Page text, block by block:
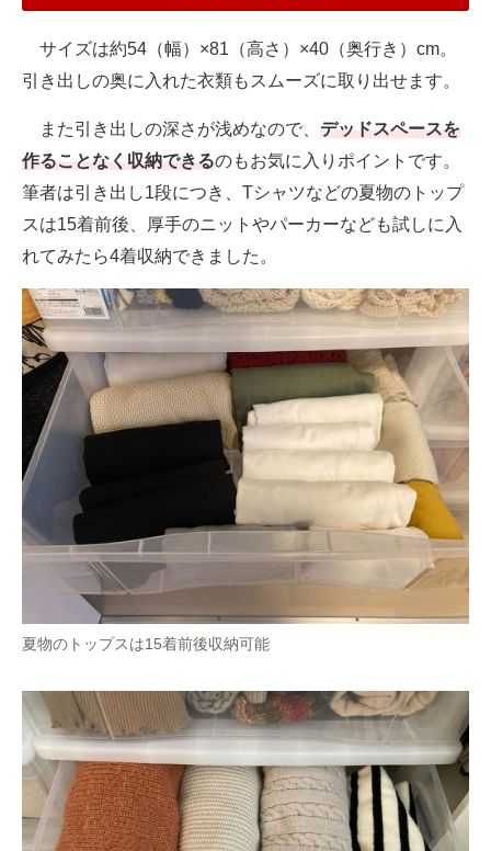
サイズは約54（幅）×81（高さ）×40（奥行き）cm。
引き出しの奥に入れた衣類もスムーズに取り出せます。
また引き出しの深さが浅めなので、 デッドスペースを
作ることなく収納できるのもお気に入りポイントです。
筆者は引き出し1段につき、Tシャツなどの夏物のトップ
スは15着前後、厚手のニットやパーカーなども試しに入
れてみたら4着収納できました。
夏物のトップスは15着前後収納可能